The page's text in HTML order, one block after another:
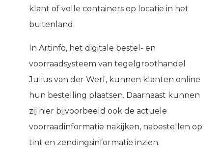
klant of volle containers op locatie in het
buitenland.
In Artinfo, het digitale bestel- en
voorraadsysteem van tegelgroothandel
Julius van der Werf, kunnen klanten online
hun bestelling plaatsen. Daarnaast kunnen
zij hier bijvoorbeeld ook de actuele
voorraadinformatie nakijken, nabestellen op
tint en zendingsinformatie inzien.